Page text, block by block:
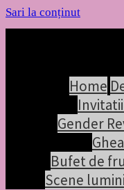
Sari la conținut
Home
Gender
Bufet de
Scene